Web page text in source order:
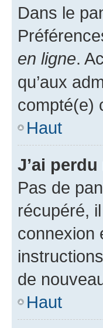
Dans le
en ligne.
qu’aux
compté(e)
Haut
J’ai
Pas de
récupéré,
connexion
de
Haut